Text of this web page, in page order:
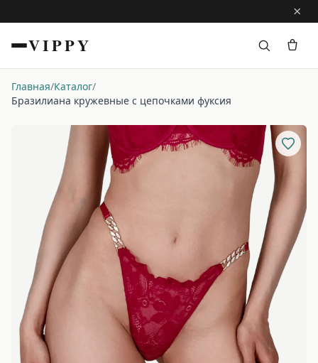
×
VIPPY
Главная/Каталог/
Бразилиана кружевные с цепочками фуксия